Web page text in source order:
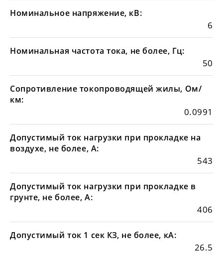
Номинальное напряжение, кВ:
6
Номинальная частота тока, не более, Гц:
50
Сопротивление токопроводящей жилы, Ом/
км:
0.0991
Допустимый ток нагрузки при прокладке на
воздухе, не более, А:
543
Допустимый ток нагрузки при прокладке в
грунте, не более, А:
406
Допустимый ток 1 сек КЗ, не более, кА:
26.5